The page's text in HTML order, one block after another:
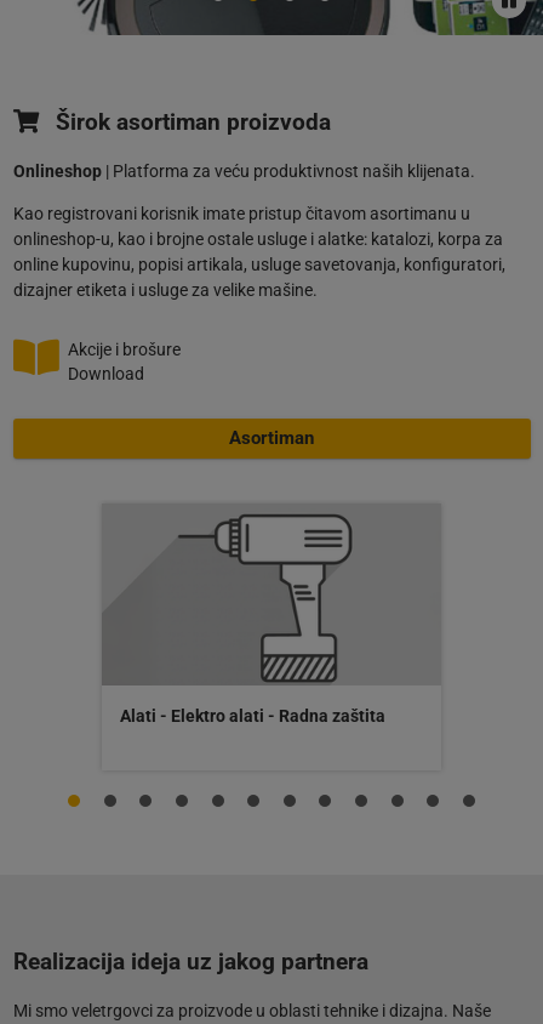
Širok asortiman proizvoda
Onlineshop | Platforma za veću produktivnost naših klijenata.
Kao registrovani korisnik imate pristup čitavom asortimanu u
onlineshop-u, kao i brojne ostale usluge i alatke: katalozi, korpa za
online kupovinu, popisi artikala, usluge savetovanja, konfiguratori,
dizajner etiketa i usluge za velike mašine.
Asortiman
Akcije i brošure
Download
Alati - Elektro alati - Radna zaštita
Realizacija ideja uz jakog partnera
Mi smo veletrgovci za proizvode u oblasti tehnike i dizajna. Naše